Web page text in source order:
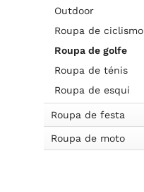
Outdoor
Roupa de ciclismo
Roupa de golfe
Roupa de ténis
Roupa de esqui
Roupa de festa
Roupa de moto